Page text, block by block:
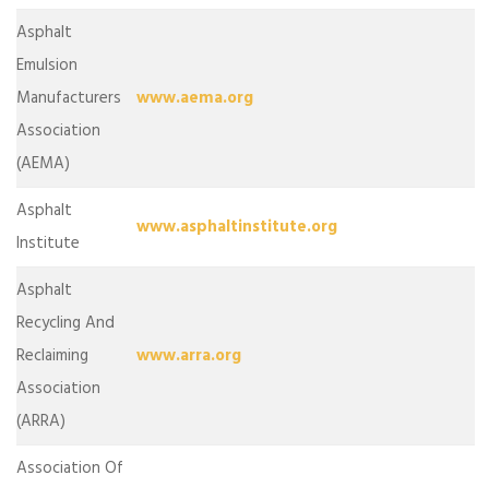
Asphalt
Emulsion
Manufacturers
Association
(AEMA)
www.aema.org
Asphalt
Institute
www.asphaltinstitute.org
Asphalt
Recycling And
Reclaiming
Association
(ARRA)
www.arra.org
Association Of